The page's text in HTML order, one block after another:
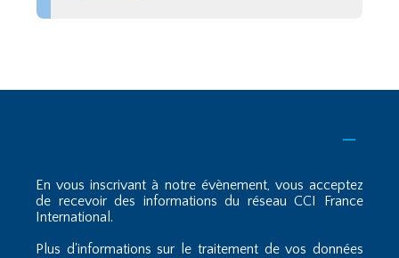
En vous inscrivant à notre évènement, vous acceptez
de recevoir des informations du réseau CCI France
International.
Plus d'informations sur le traitement de vos données